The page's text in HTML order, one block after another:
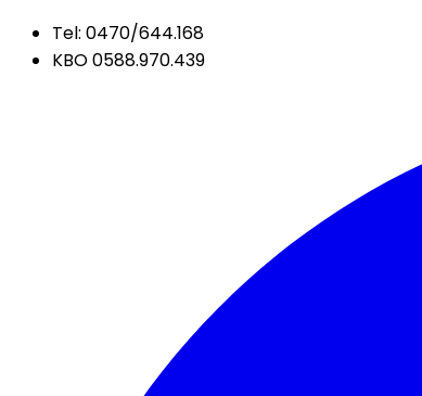
Tel: 0470/644.168
KBO 0588.970.439